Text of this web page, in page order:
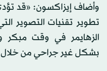
وأضاف إيزاكسون: «قد
تطوير تقنيات التصوير
الزهايمر في وقت مبكر
بشكل غير جراحي من خلال